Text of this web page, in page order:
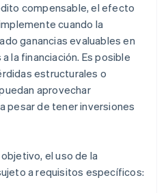
compensable, el efecto
cuando la
ganancias evaluables en
la financiación. Es posible
estructurales o
aprovechar
pesar de tener inversiones
el uso de la
a requisitos específicos: